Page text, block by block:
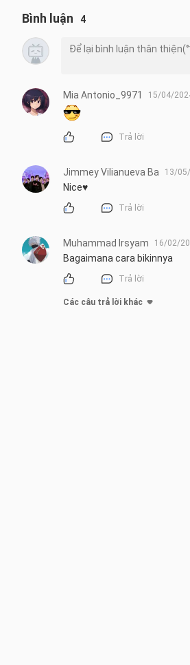
Bình luận 4
Mia Antonio_9971 15/04/
Trả lời
Jimmey Vilianueva Ba 13/
Nice♥️
Trả lời
Muhammad Irsyam 16/02/
Bagaimana cara bikinnya
Trả lời
Các câu trả lời khác